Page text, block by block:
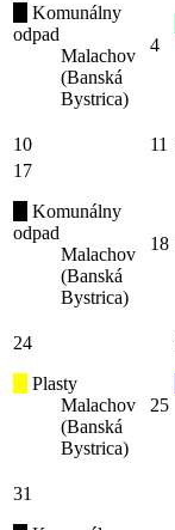
Komunálny
odpad
Malachov
(Banská
Bystrica)
4
10 11
17
Komunálny
odpad
Malachov
(Banská
Bystrica)
18
24
Plasty
Malachov
(Banská
Bystrica)
25
31